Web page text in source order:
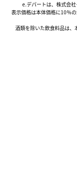
e.デパートは、株式会
表示価格は本体価格に10％
酒類を除いた飲食料品は